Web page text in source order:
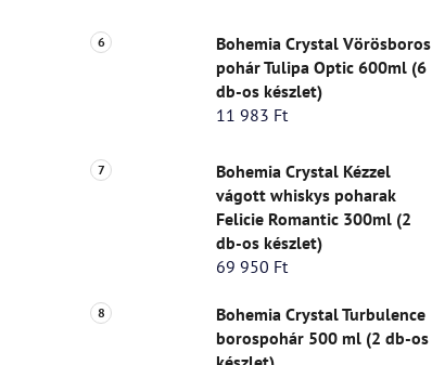
Bohemia Crystal Vörösboros
pohár Tulipa Optic 600ml (6
db-os készlet)
11 983 Ft
Bohemia Crystal Kézzel
vágott whiskys poharak
Felicie Romantic 300ml (2
db-os készlet)
69 950 Ft
Bohemia Crystal Turbulence
borospohár 500 ml (2 db-os